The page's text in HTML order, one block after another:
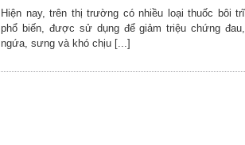
Hiện nay, trên thị trường có nhiều loại thuốc bôi trĩ
phổ biến, được sử dụng để giảm triệu chứng đau,
ngứa, sưng và khó chịu [...]